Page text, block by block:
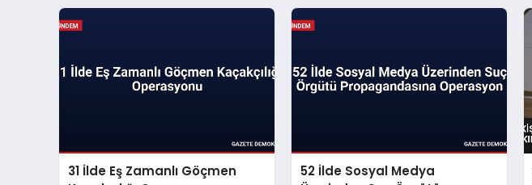
31 İlde Eş Zamanlı Göçmen
52 İlde Sosyal Medya